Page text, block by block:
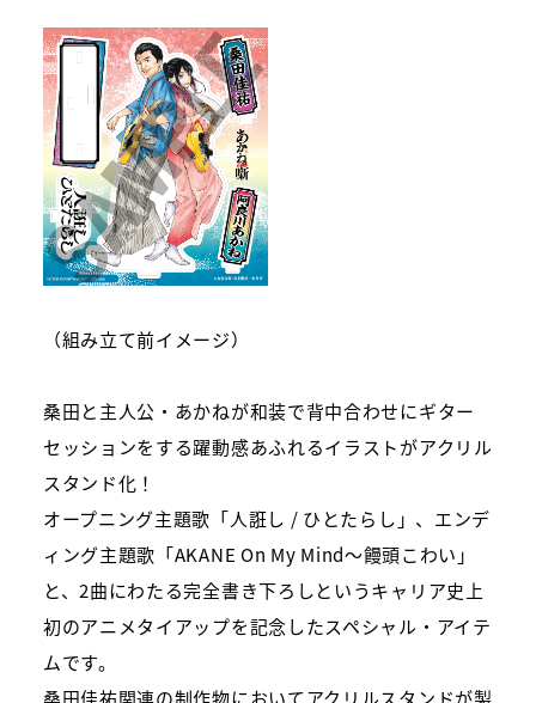
（組み立て前イメージ）
桑田と主人公・あかねが和装で背中合わせにギター
セッションをする躍動感あふれるイラストがアクリル
スタンド化！
オープニング主題歌「人誑し / ひとたらし」、エンデ
ィング主題歌「AKANE On My Mind～饅頭こわい」
と、2曲にわたる完全書き下ろしというキャリア史上
初のアニメタイアップを記念したスペシャル・アイテ
ムです。
桑田佳祐関連の制作物においてアクリルスタンドが製